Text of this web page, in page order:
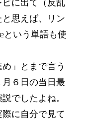
に出て（反乱
思えば、リン
という単語も使
」とまで言う
６日の当日最
でしたよね。
に自分で見て